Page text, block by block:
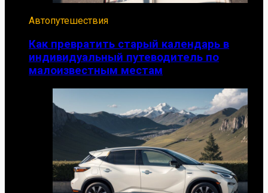
Автопутешествия
Как превратить старый календарь в
индивидуальный путеводитель по
малоизвестным местам